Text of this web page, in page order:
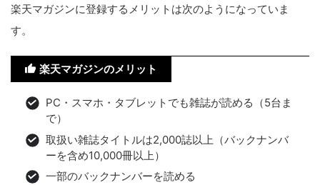
楽天マガジンに登録するメリットは次のようになっていま
す。
楽天マガジンのメリット
PC・スマホ・タブレットでも雑誌が読める（5台ま
で）
取扱い雑誌タイトルは2,000誌以上（バックナンバ
ーを含め10,000冊以上）
一部のバックナンバーを読める